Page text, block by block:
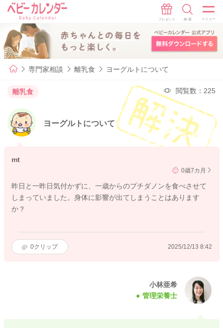
専門家相談 離乳食 ヨーグルトについて
離乳食 閲覧数：225
ヨーグルトについて
mt
0歳7カ月
昨日と一昨日気付かずに、一歳からのプチダノンを食べさせて
しまっていました。身体に影響が出てしまうことはあります
か？
0クリップ 2025/12/13 8:42
小林亜希
管理栄養士